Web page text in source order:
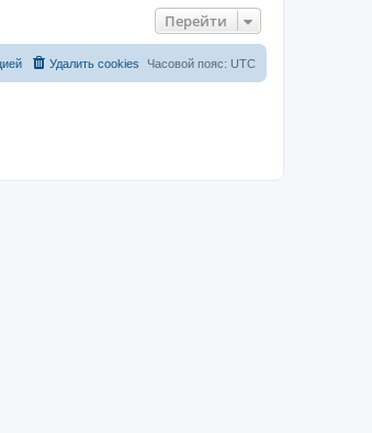
Перейти
Часовой пояс: UTC
Удалить cookies